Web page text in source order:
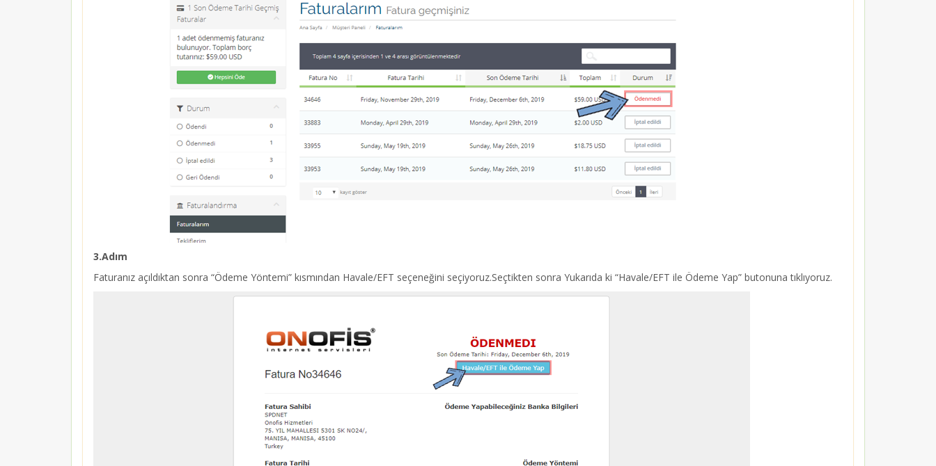
3.Adım
Faturanız açıldıktan sonra “Ödeme Yöntemi” kısmından Havale/EFT seçeneğini seçiyoruz.Seçtikten sonra Yukarıda ki “Havale/EFT ile Ödeme Yap” butonuna tıklıyoruz.